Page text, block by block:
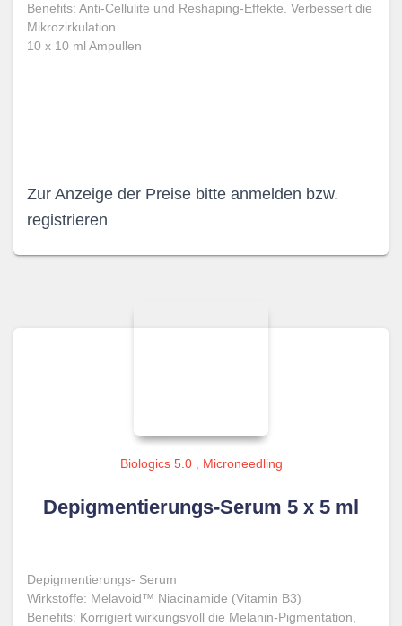
Benefits: Anti-Cellulite und Reshaping-Effekte. Verbessert die
Mikrozirkulation.
10 x 10 ml Ampullen
Zur Anzeige der Preise bitte anmelden bzw.
registrieren
Biologics 5.0, Microneedling
Depigmentierungs-Serum 5 x 5 ml
Depigmentierungs- Serum
Wirkstoffe: Melavoid™ Niacinamide (Vitamin B3)
Benefits: Korrigiert wirkungsvoll die Melanin-Pigmentation,